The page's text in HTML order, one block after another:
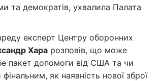
та демократів, ухвалила Палата
експерт Центру оборонних
Хара розповів, що може
пакет допомоги від США та чи
як наявність нової зброї